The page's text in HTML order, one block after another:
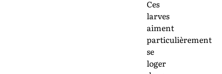
Ces
larves
aiment
particulièrement
se
loger